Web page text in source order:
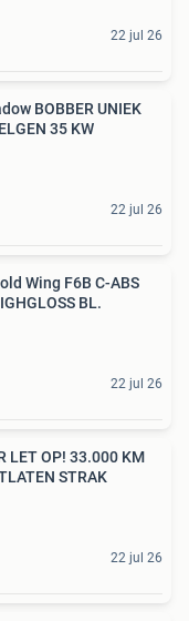
22 jul 26
BOBBER UNIEK
35 KW
22 jul 26
Wing F6B C-ABS
BL.
22 jul 26
LET OP! 33.000 KM
STRAK
22 jul 26